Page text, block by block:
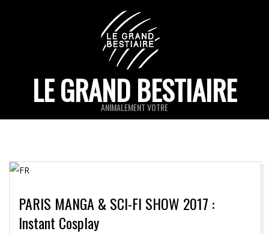
LE GRAND BESTIAIRE
ANIMALEMENT VOTRE
Menu
PARIS MANGA & SCI-FI SHOW 2017 :
Instant Cosplay